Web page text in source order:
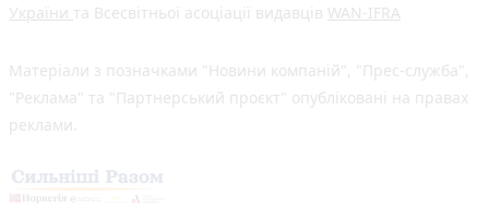
України та Всесвітньої асоціації видавців WAN-IFRA
Матеріали з позначками "Новини компаній", "Прес-служба",
"Реклама" та "Партнерський проєкт" опубліковані на правах
реклами.